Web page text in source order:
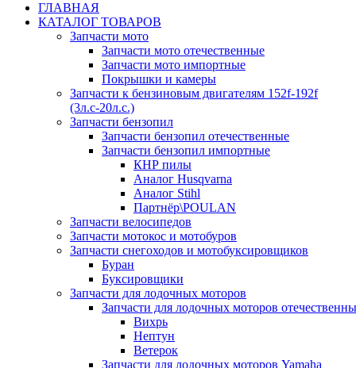
ГЛАВНАЯ
КАТАЛОГ ТОВАРОВ
Запчасти мото
Запчасти мото отечественные
Запчасти мото импортные
Покрышки и камеры
Запчасти к бензиновым двигателям 152f-192f
(3л.с-20л.с.)
Запчасти бензопил
Запчасти бензопил отечественные
Запчасти бензопил импортные
КНР пилы
Аналог Husqvarna
Аналог Stihl
Партнёр\POULAN
Запчасти велосипедов
Запчасти мотокос и мотобуров
Запчасти снегоходов и мотобуксировщиков
Буран
Буксировщики
Запчасти для лодочных моторов
Запчасти для лодочных моторов
Вихрь
Нептун
Ветерок
Запчасти для лодочных моторов Yamaha